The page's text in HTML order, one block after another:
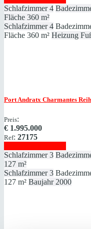
Schlafzimmer 4
Fläche 360 m²
Schlafzimmer 4
Fläche 360 m² Heizung
Port Andratx Charmantes
Preis:
€ 1.995.000
Ref: 27175
Schlafzimmer 3
127 m²
Schlafzimmer 3
127 m² Baujahr 2000